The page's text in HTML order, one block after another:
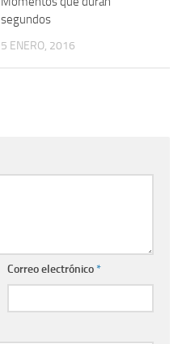
segundos
5 ENERO, 2016
Correo electrónico*